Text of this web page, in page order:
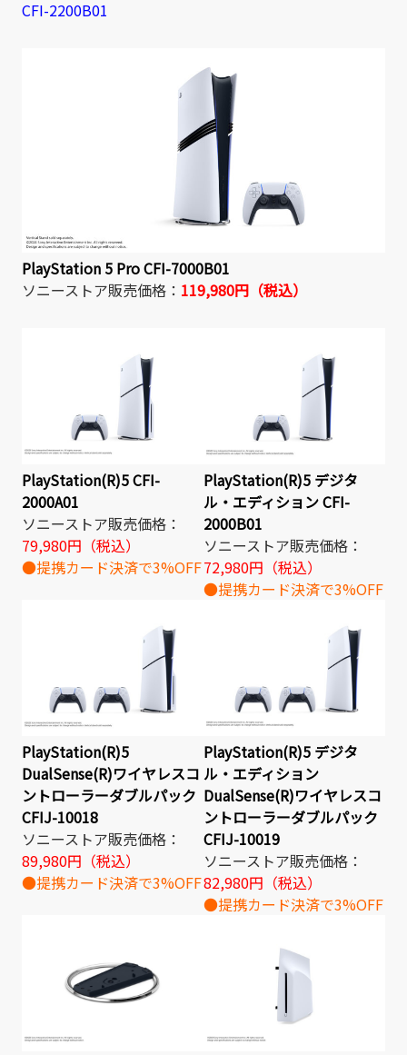
CFI-2200B01
PlayStation 5 Pro CFI-7000B01
ソニーストア販売価格： 119,980円（税込）
PlayStation(R)5 CFI-
2000A01
ソニーストア販売価格：
79,980円（税込）
●提携カード決済で3%OFF
PlayStation(R)5 デジタ
ル・エディション CFI-
2000B01
ソニーストア販売価格：
72,980円（税込）
●提携カード決済で3%OFF
PlayStation(R)5
DualSense(R)ワイヤレスコ
ントローラーダブルパック
CFIJ-10018
ソニーストア販売価格：
89,980円（税込）
●提携カード決済で3%OFF
PlayStation(R)5 デジタ
ル・エディション
DualSense(R)ワイヤレスコ
ントローラーダブルパック
CFIJ-10019
ソニーストア販売価格：
82,980円（税込）
●提携カード決済で3%OFF